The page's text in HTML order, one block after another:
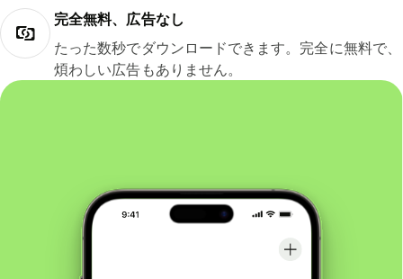
完全無料、広告なし
たった数秒でダウンロードできます。完全に無料で、
煩わしい広告もありません。